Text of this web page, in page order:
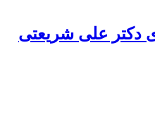
دکتر علی شریعتی